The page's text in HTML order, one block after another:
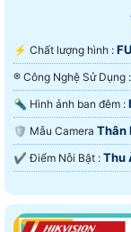
️⚡ Chất lượng hình :
®️ Công Nghệ Sử Dụng :
🔦 Hình ảnh ban đêm :
🛡 Mẫu Camera Thân
️✔️ Điểm Nỗi Bật : Thu